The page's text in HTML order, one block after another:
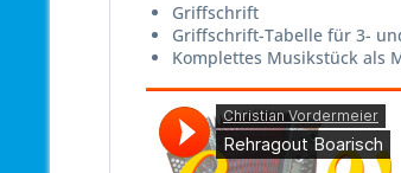
Griffschrift
Griffschrift-Tabelle für 3-
Komplettes Musikstück als